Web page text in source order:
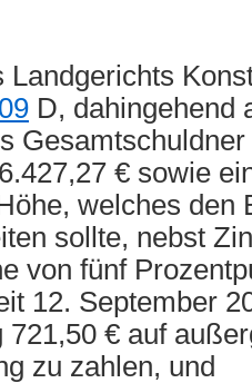
Landgerichts
D, dahingehend
€ sowie
welches den
sollte, nebst
von fünf
12. September
721,50 € auf
zu zahlen, und